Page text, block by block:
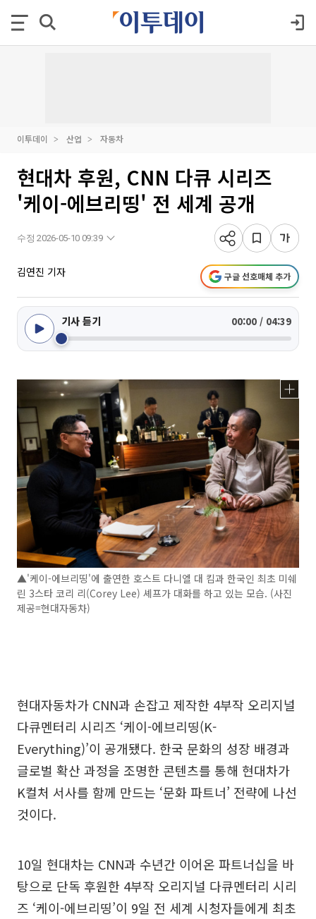
이투데이 산업 자동차
현대차 후원, CNN 다큐 시리즈
'케이-에브리띵' 전 세계 공개
수정 2026-05-10 09:39
김연진 기자 구글 선호매체 추가
기사 듣기 00:00 / 04:39
▲'케이-에브리띵'에 출연한 호스트 다니엘 대 킴과 한국인 최초 미쉐
린 3스타 코리 리(Corey Lee) 셰프가 대화를 하고 있는 모습. (사진
제공=현대자동차)
현대자동차가 CNN과 손잡고 제작한 4부작 오리지널
다큐멘터리 시리즈 ‘케이-에브리띵(K-
Everything)’이 공개됐다. 한국 문화의 성장 배경과
글로벌 확산 과정을 조명한 콘텐츠를 통해 현대차가
K컬처 서사를 함께 만드는 ‘문화 파트너’ 전략에 나선
것이다.
10일 현대차는 CNN과 수년간 이어온 파트너십을 바
탕으로 단독 후원한 4부작 오리지널 다큐멘터리 시리
즈 ‘케이-에브리띵’이 9일 전 세계 시청자들에게 최초